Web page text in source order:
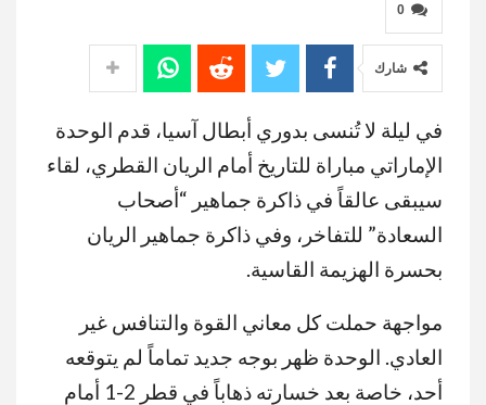
0
شارك
في ليلة لا تُنسى بدوري أبطال آسيا، قدم الوحدة
الإماراتي مباراة للتاريخ أمام الريان القطري، لقاء
سيبقى عالقاً في ذاكرة جماهير “أصحاب
السعادة” للتفاخر، وفي ذاكرة جماهير الريان
بحسرة الهزيمة القاسية.
مواجهة حملت كل معاني القوة والتنافس غير
العادي. الوحدة ظهر بوجه جديد تماماً لم يتوقعه
أحد، خاصة بعد خسارته ذهاباً في قطر 2-1 أمام